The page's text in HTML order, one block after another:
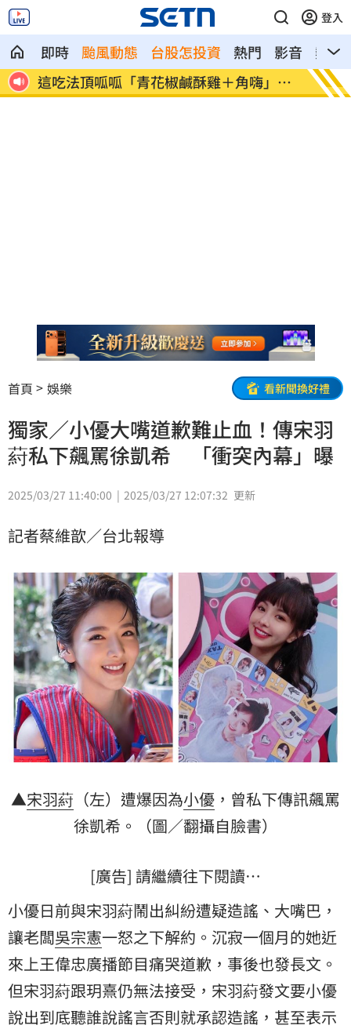
登入
即時 颱風動態 台股怎投資 熱門 影音
熱搜
鎮
這吃法頂呱呱「青花椒鹹酥雞＋角嗨」開
賣
韓股
首頁 娛樂 看新聞換好禮
獨家／小優大嘴道歉難止血！傳宋羽
葤私下飆罵徐凱希 「衝突內幕」曝
2025/03/27 11:40:00 2025/03/27 12:07:32 更新
記者蔡維歆／台北報導
▲宋羽葤 （左）遭爆因為小優 ，曾私下傳訊飆罵
徐凱希 。（圖／翻攝自臉書）
[廣告] 請繼續往下閱讀…
小優日前與宋羽葤鬧出糾紛遭疑造謠、大嘴巴，
讓老闆吳宗憲一怒之下解約。沉寂一個月的她近
來上王偉忠廣播節目痛哭道歉，事後也發長文。
但宋羽葤跟玥熹仍無法接受，宋羽葤發文要小優
說出到底聽誰說謠言否則就承認造謠，甚至表示